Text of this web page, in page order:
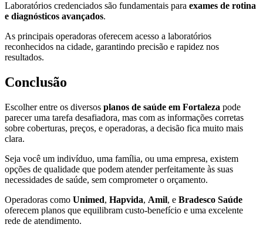
Laboratórios credenciados são fundamentais para exames de rotina
e diagnósticos avançados.
As principais operadoras oferecem acesso a laboratórios
reconhecidos na cidade, garantindo precisão e rapidez nos
resultados.
Conclusão
Escolher entre os diversos planos de saúde em Fortaleza pode
parecer uma tarefa desafiadora, mas com as informações corretas
sobre coberturas, preços, e operadoras, a decisão fica muito mais
clara.
Seja você um indivíduo, uma família, ou uma empresa, existem
opções de qualidade que podem atender perfeitamente às suas
necessidades de saúde, sem comprometer o orçamento.
Operadoras como Unimed, Hapvida, Amil, e Bradesco Saúde
oferecem planos que equilibram custo-benefício e uma excelente
rede de atendimento.